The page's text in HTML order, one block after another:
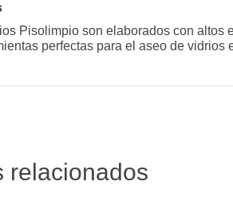
Pisolimpio son elaborados con
perfectas para el aseo de
relacionados